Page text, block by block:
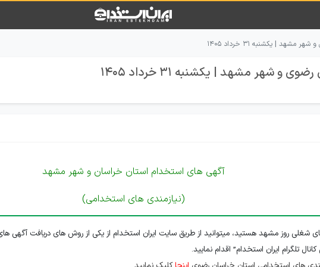
| یکشنبه ۳۱ خرداد ۱۴۰۵
شهر مشهد | یکشنبه 31 خرداد 1405
آگهی های استخدام استان خراسان و شهر مشهد
(نیازمندی های استخدامی)
شغلی روز مشهد هستید، میتوانید از طریق سایت ایران استخدام از یکی از روش های دریافت آگهی
تلگرام ایران استخدام” اقدام نمایید.